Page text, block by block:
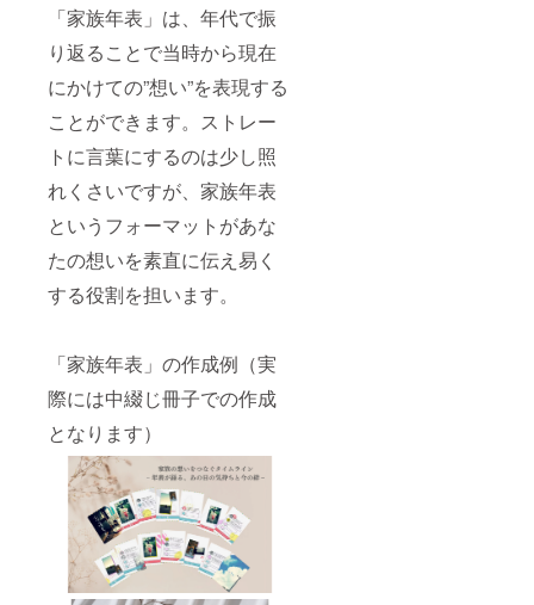
「家族年表」は、年代で振
り返ることで当時から現在
にかけての”想い”を表現する
ことができます。ストレー
トに言葉にするのは少し照
れくさいですが、家族年表
というフォーマットがあな
たの想いを素直に伝え易く
する役割を担います。
「家族年表」の作成例（実
際には中綴じ冊子での作成
となります）